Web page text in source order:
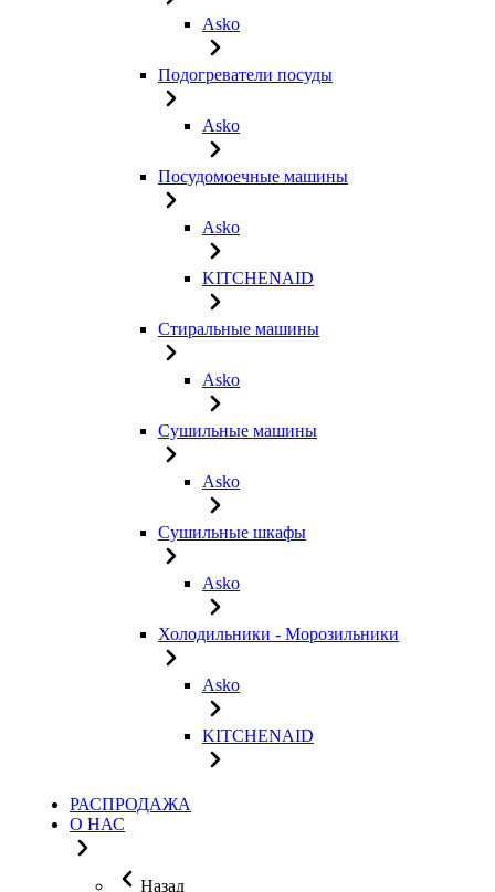
Asko
Подогреватели посуды
Asko
Посудомоечные машины
Asko
KITCHENAID
Стиральные машины
Asko
Сушильные машины
Asko
Сушильные шкафы
Asko
Холодильники - Морозильники
Asko
KITCHENAID
РАСПРОДАЖА
О НАС
Назад